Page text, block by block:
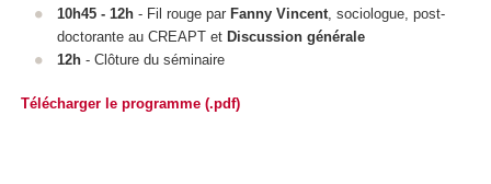
10h45 - 12h- Fil rouge par Fanny Vincent, sociologue, post-
doctorante au CREAPT et Discussion générale
12h - Clôture du séminaire
Télécharger le programme (.pdf)